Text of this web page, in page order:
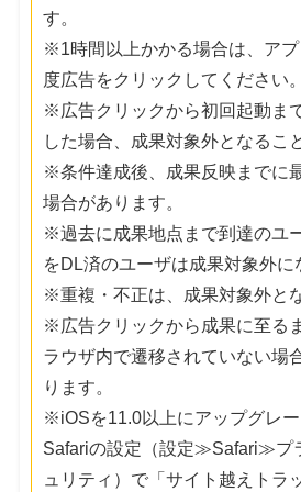
す。
※1時間以上かかる場合は、ア
度広告をクリックしてください。
※広告クリックから初回起動ま
した場合、成果対象外となるこ
※条件達成後、成果反映までに
場合があります。
※過去に成果地点まで到達のユ
をDL済のユーザは成果対象外に
※重複・不正は、成果対象外と
※広告クリックから成果に至る
ラウザ内で遷移されていない場
ります。
※iOSを11.0以上にアップグレー
Safariの設定（設定≫Safari≫プ
ュリティ）で「サイト越えトラ